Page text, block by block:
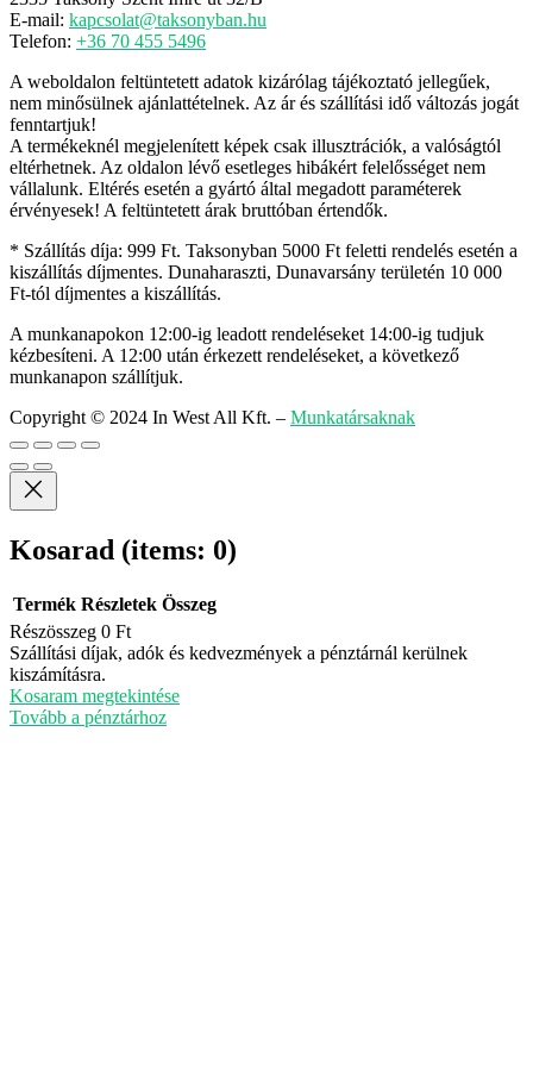
E-mail: kapcsolat@taksonyban.hu
Telefon: +36 70 455 5496
A weboldalon feltüntetett adatok kizárólag tájékoztató jellegűek,
nem minősülnek ajánlattételnek. Az ár és szállítási idő változás jogát
fenntartjuk!
A termékeknél megjelenített képek csak illusztrációk, a valóságtól
eltérhetnek. Az oldalon lévő esetleges hibákért felelősséget nem
vállalunk. Eltérés esetén a gyártó által megadott paraméterek
érvényesek! A feltüntetett árak bruttóban értendők.
* Szállítás díja: 999 Ft. Taksonyban 5000 Ft feletti rendelés esetén a
kiszállítás díjmentes. Dunaharaszti, Dunavarsány területén 10 000
Ft-tól díjmentes a kiszállítás.
A munkanapokon 12:00-ig leadott rendeléseket 14:00-ig tudjuk
kézbesíteni. A 12:00 után érkezett rendeléseket, a következő
munkanapon szállítjuk.
Copyright © 2024 In West All Kft. – Munkatársaknak
Kosarad (items: 0)
Termékek
a
kosárban
Termék Részletek Összeg
Részösszeg 0 Ft
Szállítási díjak, adók és kedvezmények a pénztárnál kerülnek
kiszámításra.
Kosaram megtekintése
Tovább a pénztárhoz